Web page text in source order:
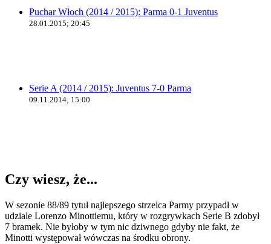
Puchar Włoch (2014 / 2015): Parma 0-1 Juventus
28.01.2015; 20:45
Serie A (2014 / 2015): Juventus 7-0 Parma
09.11.2014; 15:00
Czy wiesz, że...
W sezonie 88/89 tytuł najlepszego strzelca Parmy przypadł w
udziale Lorenzo Minottiemu, który w rozgrywkach Serie B zdobył
7 bramek. Nie byłoby w tym nic dziwnego gdyby nie fakt, że
Minotti występował wówczas na środku obrony.